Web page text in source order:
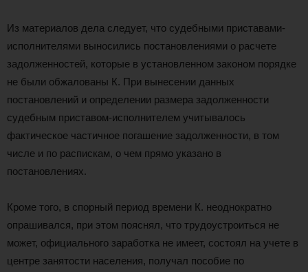
Из материалов дела следует, что судебными приставами-
исполнителями выносились постановлениями о расчете
задолженностей, которые в установленном законом порядке
не были обжалованы К. При вынесении данных
постановлений и определении размера задолженности
судебным приставом-исполнителем учитывалось
фактическое частичное погашение задолженности, в том
числе и по распискам, о чем прямо указано в
постановлениях.
Кроме того, в спорный период времени К. неоднократно
опрашивался, при этом пояснял, что трудоустроиться не
может, официального заработка не имеет, состоял на учете в
центре занятости населения, получал пособие по